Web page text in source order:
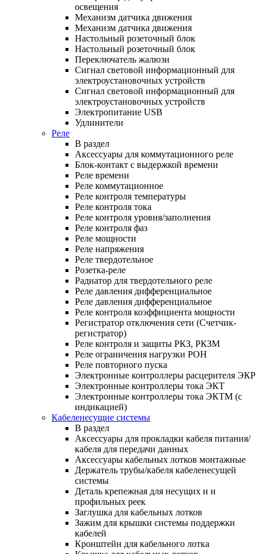
освещения
Механизм датчика движения
Механизм датчика движения
Настольный розеточный блок
Настольный розеточный блок
Переключатель жалюзи
Сигнал световой информационный для
электроустановочных устройств
Сигнал световой информационный для
электроустановочных устройств
Электропитание USB
Удлинители
Реле
В раздел
Аксессуары для коммутационного реле
Блок-контакт с выдержкой времени
Реле времени
Реле коммутационное
Реле контроля температуры
Реле контроля тока
Реле контроля уровня/заполнения
Реле контроля фаз
Реле мощности
Реле напряжения
Реле твердотельное
Розетка-реле
Радиатор для твердотельного реле
Реле давления дифференциальное
Реле давления дифференциальное
Реле контроля коэффициента мощности
Регистратор отключения сети (Счетчик-
регистратор)
Реле контроля и защиты РКЗ, РКЗМ
Реле ограничения нагрузки РОН
Реле повторного пуска
Электронные контроллеры расцерителя ЭКР
Электронные контроллеры тока ЭКТ
Электронные контроллеры тока ЭКТМ (с
индикацией)
Кабеленесущие системы
В раздел
Аксессуары для прокладки кабеля питания/
кабеля для передачи данных
Аксессуары кабельных лотков монтажные
Держатель трубы/кабеля кабеленесущей
системы
Деталь крепежная для несущих и и
профильных реек
Заглушка для кабельных лотков
Зажим для крышки системы поддержки
кабелей
Кронштейн для кабельного лотка